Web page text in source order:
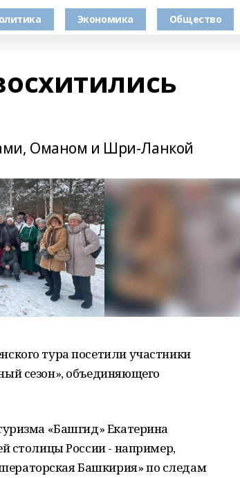
Экономика Общество
Оманом и Шри-Ланкой
тура посетили участники
сезон», объединяющего
«Башгид» Екатерина
столицы России - например,
Башкирия» по следам